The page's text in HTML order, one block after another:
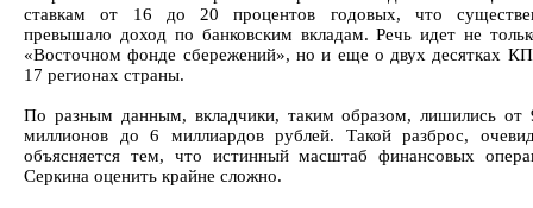
ставкам от 16 до 20 процентов годовых, что
превышало доход по банковским вкладам. Речь идет не
«Восточном фонде сбережений», но и еще о двух десятках
17 регионах страны.
По разным данным, вкладчики, таким образом, лишились от
миллионов до 6 миллиардов рублей. Такой разброс,
объясняется тем, что истинный масштаб финансовых
Серкина оценить крайне сложно.